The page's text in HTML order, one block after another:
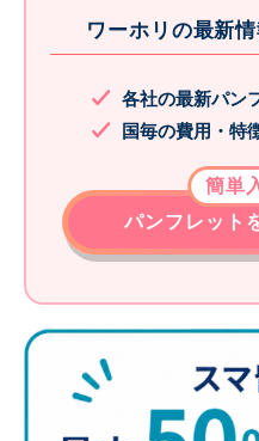
ワーホリの最新
各社の最新パン
国毎の費用・特
パンフレット
簡単